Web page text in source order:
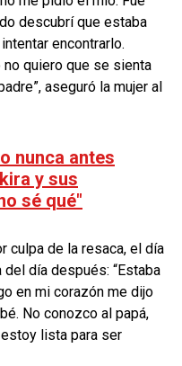
descubrí que estaba
encontrarlo.
no quiero que se sienta
aseguró la mujer al
nunca antes
y sus
sé qué"
culpa de la resaca, el día
día después: “Estaba
en mi corazón me dijo
No conozco al papá,
lista para ser